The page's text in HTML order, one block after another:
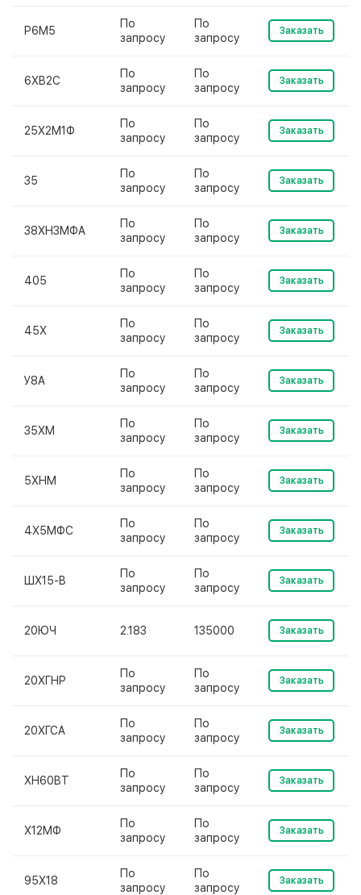
Р6М5
По
запросу
По
запросу
Заказать
6ХВ2С
По
запросу
По
запросу
Заказать
25Х2М1Ф
По
запросу
По
запросу
Заказать
35
По
запросу
По
запросу
Заказать
38ХН3МФА
По
запросу
По
запросу
Заказать
405
По
запросу
По
запросу
Заказать
45Х
По
запросу
По
запросу
Заказать
У8А
По
запросу
По
запросу
Заказать
35ХМ
По
запросу
По
запросу
Заказать
5ХНМ
По
запросу
По
запросу
Заказать
4Х5МФС
По
запросу
По
запросу
Заказать
ШХ15-В
По
запросу
По
запросу
Заказать
20ЮЧ 2.183 135000 Заказать
20ХГНР
По
запросу
По
запросу
Заказать
20ХГСА
По
запросу
По
запросу
Заказать
ХН60ВТ
По
запросу
По
запросу
Заказать
Х12МФ
По
запросу
По
запросу
Заказать
95Х18
По
запросу
По
запросу
Заказать